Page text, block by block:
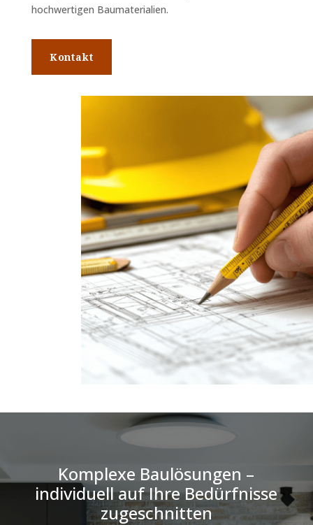
hochwertigen Baumaterialien.
Kontakt
Komplexe Baulösungen –
individuell auf Ihre Bedürfnisse
zugeschnitten